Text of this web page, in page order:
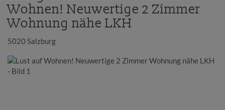
Wohnen! Neuwertige 2 Zimmer
Wohnung nähe LKH
5020 Salzburg